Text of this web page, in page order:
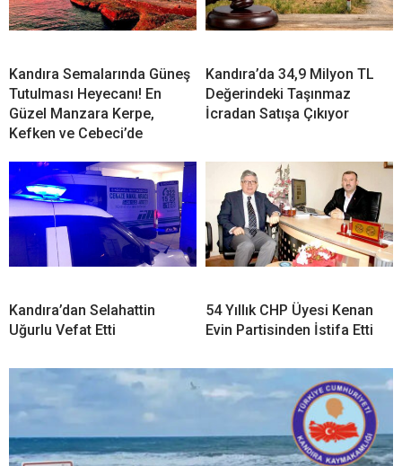
Kandıra Semalarında Güneş
Tutulması Heyecanı! En
Güzel Manzara Kerpe,
Kefken ve Cebeci’de
Kandıra’da 34,9 Milyon TL
Değerindeki Taşınmaz
İcradan Satışa Çıkıyor
Kandıra’dan Selahattin
Uğurlu Vefat Etti
54 Yıllık CHP Üyesi Kenan
Evin Partisinden İstifa Etti